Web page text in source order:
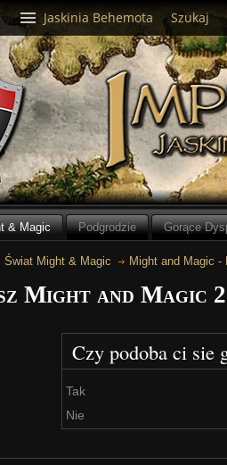
& Magic Podgrodzie Gorące
Świat Might & Magic Might and Magic -
Might and Magic
Czy podoba ci sie
Tak
Nie
Jaskinia Behemota Szukaj